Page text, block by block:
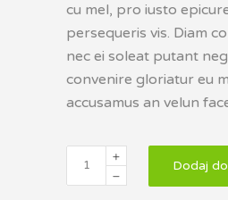
cu mel, pro iusto
persequeris vis. Diam
nec ei soleat putant
convenire gloriatur eu
accusamus an velun
Dodaj